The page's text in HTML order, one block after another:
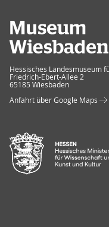
Museum Wiesbaden
Hessisches Landesmuseum
Friedrich-Ebert-Allee 2
65185 Wiesbaden
Anfahrt über Google Maps